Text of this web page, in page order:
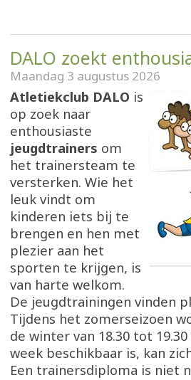
DALO zoekt
Maandag 3 augustus 2026
Atletiekclub DALO is
op zoek naar
enthousiaste
jeugdtrainers om
het trainersteam te
versterken. Wie het
leuk vindt om
kinderen iets bij te
brengen en hen met
plezier aan het
sporten te krijgen, is
van harte welkom.
De jeugdtrainingen vinden
Tijdens het zomerseizoen
de winter van 18.30 tot
week beschikbaar is, kan
Een trainersdiploma is niet